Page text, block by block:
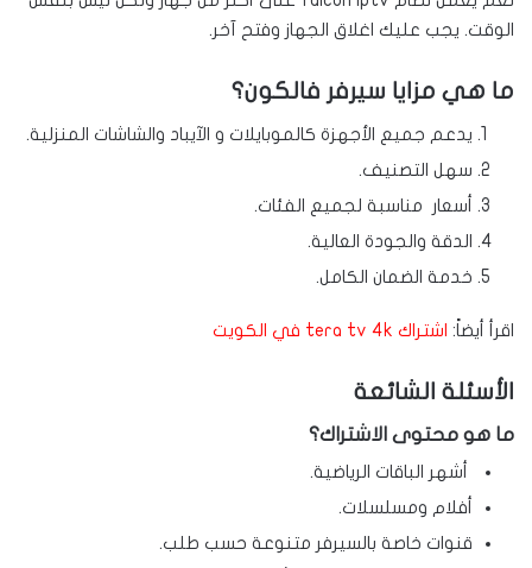
الوقت. يجب عليك اغلاق الجهاز وفتح آخر.
ما هي مزايا سيرفر فالكون؟
يدعم جميع الأجهزة كالموبايلات و الآيباد والشاشات المنزلية.
سهل التصنيف.
أسعار مناسبة لجميع الفئات.
الدقة والجودة العالية.
خدمة الضمان الكامل.
اقرأ أيضاً: اشتراك tera tv 4k في الكويت
الأسئلة الشائعة
ما هو محتوى الاشتراك؟
أشهر الباقات الرياضية.
أفلام ومسلسلات.
قنوات خاصة بالسيرفر متنوعة حسب طلب.